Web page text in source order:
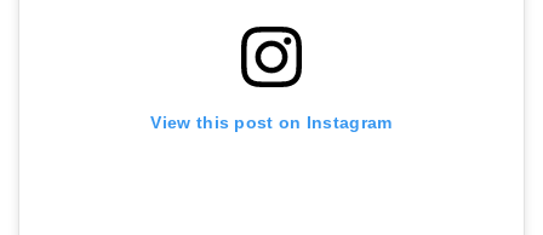
View this post on Instagram